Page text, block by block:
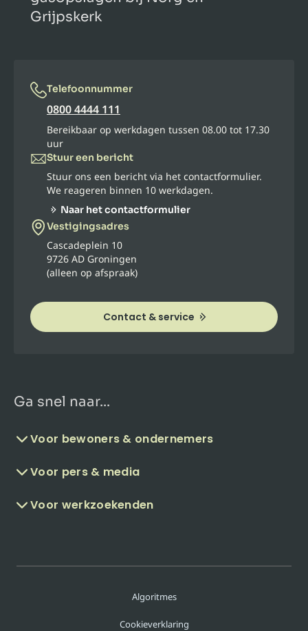
Grijpskerk
Telefoonnummer
0800 4444 111
Bereikbaar op werkdagen tussen 08.00 tot 17.30
uur
Stuur een bericht
Stuur ons een bericht via het contactformulier.
We reageren binnen 10 werkdagen.
Naar het contactformulier
Vestigingsadres
Cascadeplein 10
9726 AD Groningen
(alleen op afspraak)
Contact & service
Ga snel naar...
Voor bewoners & ondernemers
Voor pers & media
Voor werkzoekenden
Algoritmes
Cookieverklaring